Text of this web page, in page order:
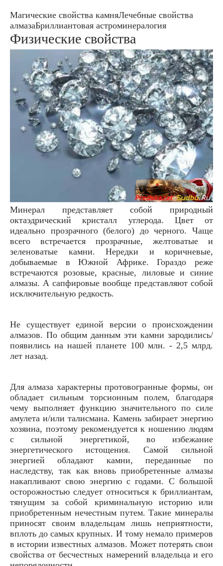
Магические свойства камняЛечебные свойства
алмазаБриллиантовая астроминералогия
Физические свойства
Минерал представляет собой природный
октаэдрический кристалл углерода. Цвет от
идеально прозрачного (белого) до черного. Чаще
всего встречается прозрачные, желтоватые и
зеленоватые камни. Нередки и коричневые,
добываемые в Южной Африке. Гораздо реже
встречаются розовые, красные, лиловые и синие
алмазы. А сапфировые вообще представляют собой
исключительную редкость.
Не существует единой версии о происхождении
алмазов. По общим данным эти камни зародились/
появились на нашей планете 100 млн. - 2,5 млрд.
лет назад.
Для алмаза характерны протовогранные формы, он
обладает сильным торсионным полем, благодаря
чему выполняет функцию значительного по силе
амулета и/или талисмана. Камень забирает энергию
хозяина, поэтому рекомендуется к ношению людям
с сильной энергетикой, во избежание
энергетического истощения. Самой сильной
энергией обладают камни, переданные по
наследству, так как вновь приобретенные алмазы
накапливают свою энергию с годами. С большой
осторожностью следует относиться к бриллиантам,
тянущим за собой криминальную историю или
приобретенным нечестным путем. Такие минералы
приносят своим владельцам лишь неприятности,
вплоть до самых крупных. И тому немало примеров
в истории известных алмазов. Может потерять свои
свойства от бесчестных намерений владельца и его